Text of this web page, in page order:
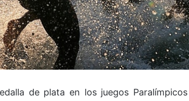
de plata en los juegos